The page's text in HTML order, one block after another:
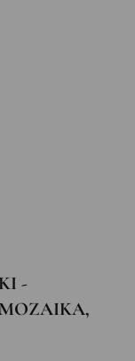
-